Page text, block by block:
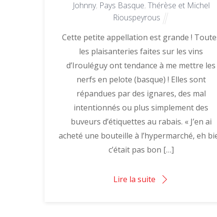
Johnny, Pays Basque, Thérèse et Michel
Riouspeyrous
Cette petite appellation est grande !
les plaisanteries faites sur les vins
d’Irouléguy ont tendance à me mettre les
nerfs en pelote (basque) ! Elles sont
répandues par des ignares, des mal
intentionnés ou plus simplement des
buveurs d’étiquettes au rabais. « J’en ai
acheté une bouteille à l’hypermarché, eh
c’était pas bon […]
Lire la suite